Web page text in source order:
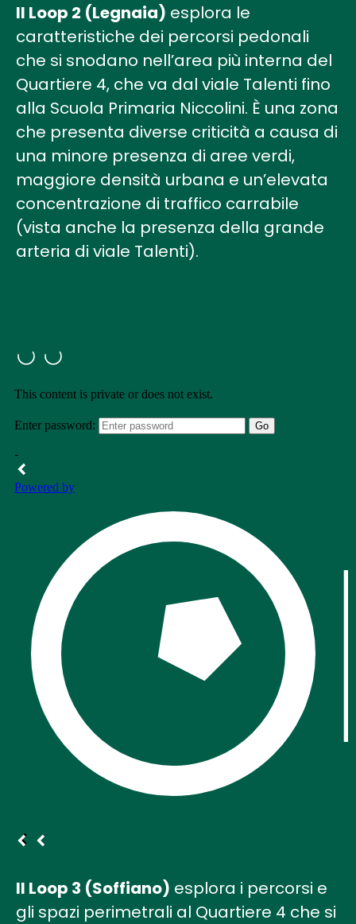
Il Loop 2 (Legnaia) esplora le
caratteristiche dei percorsi pedonali
che si snodano nell’area più interna del
Quartiere 4, che va dal viale Talenti fino
alla Scuola Primaria Niccolini. È una zona
che presenta diverse criticità a causa di
una minore presenza di aree verdi,
maggiore densità urbana e un’elevata
concentrazione di traffico carrabile
(vista anche la presenza della grande
arteria di viale Talenti).
Il Loop 3 (Soffiano) esplora i percorsi e
gli spazi perimetrali al Quartiere 4 che si